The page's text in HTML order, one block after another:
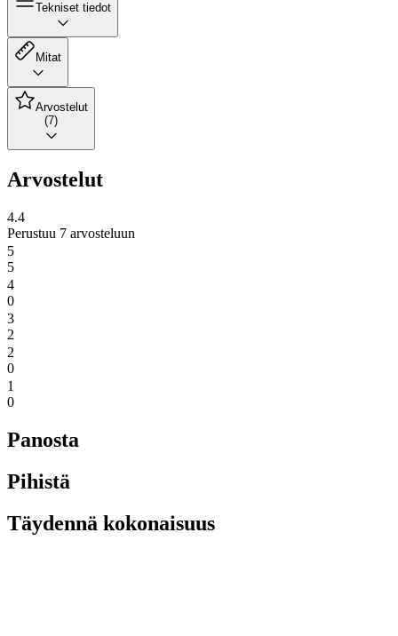
Tekniset tiedot
Mitat
Arvostelut
(7)
Arvostelut
4.4
Perustuu 7 arvosteluun
5
5
4
0
3
2
2
0
1
0
Panosta
Pihistä
Täydennä kokonaisuus